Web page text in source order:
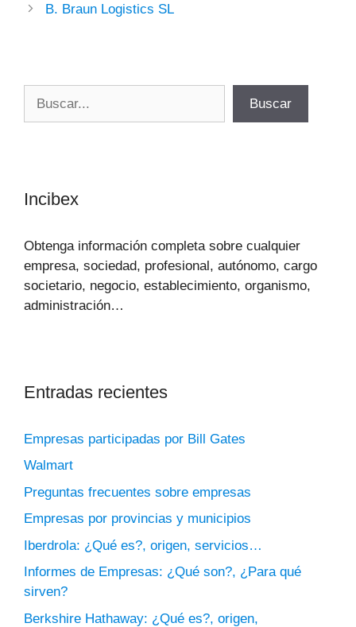
B. Braun Logistics SL
Buscar
Incibex
Obtenga información completa sobre cualquier
empresa, sociedad, profesional, autónomo, cargo
societario, negocio, establecimiento, organismo,
administración…
Entradas recientes
Empresas participadas por Bill Gates
Walmart
Preguntas frecuentes sobre empresas
Empresas por provincias y municipios
Iberdrola: ¿Qué es?, origen, servicios…
Informes de Empresas: ¿Qué son?, ¿Para qué
sirven?
Berkshire Hathaway: ¿Qué es?, origen,